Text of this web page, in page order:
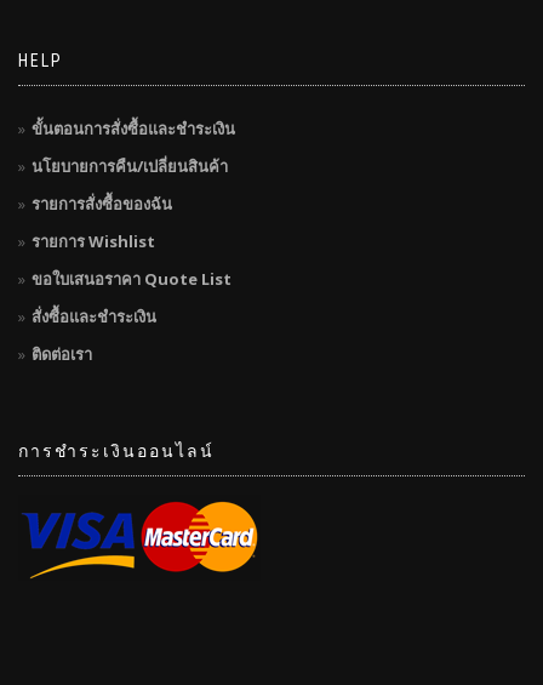
HELP
ขั้นตอนการสั่งซื้อและชำระเงิน
นโยบายการคืน/เปลี่ยนสินค้า
รายการสั่งซื้อของฉัน
รายการ Wishlist
ขอใบเสนอราคา Quote List
สั่งซื้อและชำระเงิน
ติดต่อเรา
การชำระเงินออนไลน์